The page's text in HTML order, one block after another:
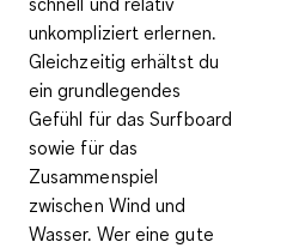
unkompliziert erlernen.
Gleichzeitig erhältst du
ein grundlegendes
Gefühl für das Surfboard
sowie für das
Zusammenspiel
zwischen Wind und
Wasser. Wer eine gute